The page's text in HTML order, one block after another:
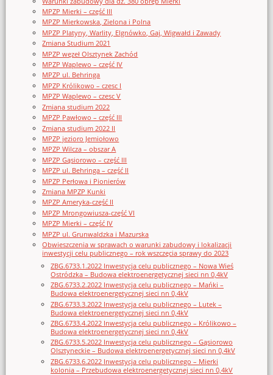
MPZP Mierki – część III
MPZP Mierkowska, Zielona i Polna
MPZP Platyny, Warlity, Elgnówko, Gaj, Wigwałd i Zawady
Zmiana Studium 2021
MPZP węzeł Olsztynek Zachód
MPZP Waplewo – część IV
MPZP ul. Behringa
MPZP Królikowo – czesc I
MPZP Waplewo – czesc V
Zmiana studium 2022
MPZP Pawłowo – część III
Zmiana studium 2022 II
MPZP jezioro Jemiołowo
MPZP Wilcza – obszar A
MPZP Gąsiorowo – część III
MPZP ul. Behringa – część II
MPZP Perłowa i Pionierów
Zmiana MPZP Kunki
MPZP Ameryka-część II
MPZP Mrongowiusza-część VI
MPZP Mierki – część IV
MPZP ul. Grunwaldzka i Mazurska
Obwieszczenia w sprawach o warunki zabudowy i lokalizacji
inwestycji celu publicznego – rok wszczęcia sprawy do 2023
ZBG.6733.1.2022 Inwestycja celu publicznego – Nowa Wieś
Ostródzka – Budowa elektroenergetycznej sieci nn 0,4kV
ZBG.6733.2.2022 Inwestycja celu publicznego – Mańki –
Budowa elektroenergetycznej sieci nn 0,4kV
ZBG.6733.3.2022 Inwestycja celu publicznego – Lutek –
Budowa elektroenergetycznej sieci nn 0,4kV
ZBG.6733.4.2022 Inwestycja celu publicznego – Królikowo –
Budowa elektroenergetycznej sieci nn 0,4kV
ZBG.6733.5.2022 Inwestycja celu publicznego – Gąsiorowo
Olsztyneckie – Budowa elektroenergetycznej sieci nn 0,4kV
ZBG.6733.6.2022 Inwestycja celu publicznego – Mierki
kolonia – Przebudowa elektroenergetycznej sieci nn 0,4kV